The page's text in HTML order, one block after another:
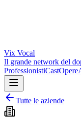
Vix Vocal
Il grande network del
ProfessionistiCastOpere
Tutte le aziende